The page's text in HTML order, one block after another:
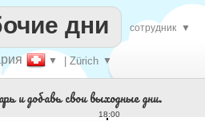
▼ | Zürich ▼
дни сотрудник ▼
и добавь свои выходные дни.
18:00